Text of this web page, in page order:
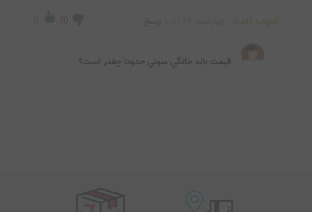
شهاب کامیار (
) (
1
)
قيمت باند خانگي سوني حدودا چقدر است؟